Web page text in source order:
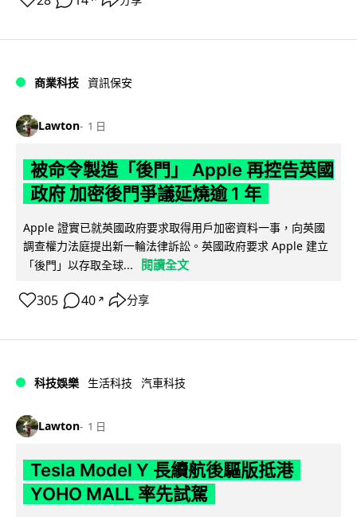
商業科技 資訊保安
Lawton 1 日
被命令製造「後門」 Apple 再控告英國
政府 加密後門爭議延燒逾 1 年
Apple 證實已就英國政府要求取得用戶加密資料一事，向英國
調查權力法庭提出新一輪法律訴訟。英國政府要求 Apple 建立
「後門」以存取全球...
閱讀全文
305 40 ↗ 分享
科技娛樂 生活科技 汽車科技
Lawton 1 日
Tesla Model Y 長續航後驅版抵港
YOHO MALL 率先試駕